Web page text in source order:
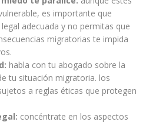
es importante que
adecuada y no permitas que
migratorias te impida
habla con tu abogado sobre la
tu situación migratoria. los
a reglas éticas que protegen
concéntrate en los aspectos